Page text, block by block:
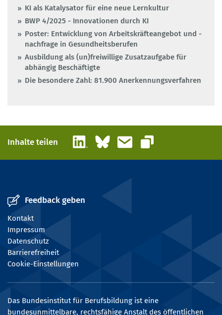
KI als Katalysator für eine neue Lernkultur
BWP 4/2025 - Innovationen durch KI
Poster: Entwicklung von Arbeitskräfteangebot und -
nachfrage in Gesundheitsberufen
Ausbildung als (un)freiwillige Zusatzaufgabe für
abhängig Beschäftigte
Die besondere Zahl: 81.900 Anerkennungsverfahren
Inhalte teilen LinkedInBlueskyE-Mail
Link kopieren
Feedback geben
Kontakt
Impressum
Datenschutz
Barrierefreiheit
Cookie-Einstellungen
Das Bundesinstitut für Berufsbildung ist eine
bundesunmittelbare, rechtsfähige Anstalt des öffentlichen